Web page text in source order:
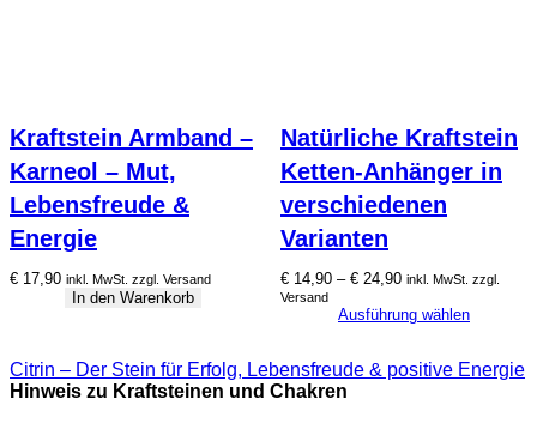
Kraftstein Armband –
Karneol – Mut,
Lebensfreude &
Energie
€ 17,90 inkl. MwSt. zzgl. Versand
In den Warenkorb
Natürliche Kraftstein
Ketten-Anhänger in
verschiedenen
Varianten
€ 14,90 – € 24,90Preisspanne:
bis
inkl. MwSt. zzgl.
Versand
Ausführung wählen
Citrin – Der Stein für Erfolg, Lebensfreude & positive Energie
Hinweis zu Kraftsteinen und Chakren